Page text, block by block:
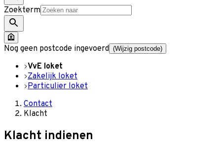
Zoekterm
Nog geen postcode ingevoerd (Wijzig postcode)
VvE loket
Zakelijk loket
Particulier loket
Contact
Klacht
Klacht indienen